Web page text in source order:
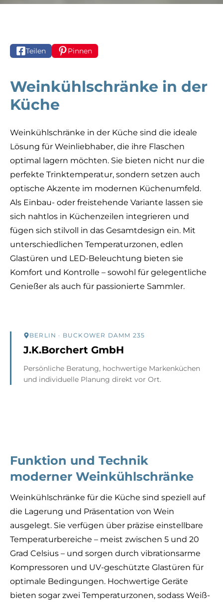
Teilen Pinnen
Weinkühlschränke in der
Küche
Weinkühlschränke in der Küche sind die ideale
Lösung für Weinliebhaber, die ihre Flaschen
optimal lagern möchten. Sie bieten nicht nur die
perfekte Trinktemperatur, sondern setzen auch
optische Akzente im modernen Küchenumfeld.
Als Einbau- oder freistehende Variante lassen sie
sich nahtlos in Küchenzeilen integrieren und
fügen sich stilvoll in das Gesamtdesign ein. Mit
unterschiedlichen Temperaturzonen, edlen
Glastüren und LED-Beleuchtung bieten sie
Komfort und Kontrolle – sowohl für gelegentliche
Genießer als auch für passionierte Sammler.
BERLIN · BUCKOWER DAMM 235
J.K.Borchert GmbH
Persönliche Beratung, hochwertige Markenküchen
und individuelle Planung direkt vor Ort.
Funktion und Technik
moderner Weinkühlschränke
Weinkühlschränke für die Küche sind speziell auf
die Lagerung und Präsentation von Wein
ausgelegt. Sie verfügen über präzise einstellbare
Temperaturbereiche – meist zwischen 5 und 20
Grad Celsius – und sorgen durch vibrationsarme
Kompressoren und UV-geschützte Glastüren für
optimale Bedingungen. Hochwertige Geräte
bieten sogar zwei Temperaturzonen, sodass Weiß-